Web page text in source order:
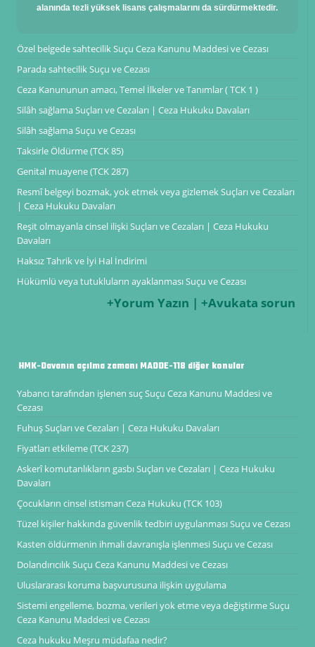
alanında tezli yüksek lisans çalışmalarını da sürdürmektedir.
Özel belgede sahtecilik Suçu Ceza Kanunu Maddesi ve Cezası
Parada sahtecilik Suçu ve Cezası
Ceza Kanununun amacı, Temel İlkeler ve Tanımlar ( TCK 1 )
Silâh sağlama Suçları ve Cezaları | Ceza Hukuku Davaları
Silâh sağlama Suçu ve Cezası
Taksirle Öldürme (TCK 85)
Genital muayene (TCK 287)
Resmî belgeyi bozmak, yok etmek veya gizlemek Suçları ve Cezaları
| Ceza Hukuku Davaları
Reşit olmayanla cinsel ilişki Suçları ve Cezaları | Ceza Hukuku
Davaları
Haksız Tahrik ve İyi Hal İndirimi
Hükümlü veya tutukluların ayaklanması Suçu ve Cezası
+Yorum Yazın | +Avukata sorun
HMK-Davanın açılma zamanı MADDE-118 diğer konular
Yabancı tarafından işlenen suç Suçu Ceza Kanunu Maddesi ve
Cezası
Fuhuş Suçları ve Cezaları | Ceza Hukuku Davaları
Fiyatları etkileme (TCK 237)
Askerî komutanlıkların gasbı Suçları ve Cezaları | Ceza Hukuku
Davaları
Çocukların cinsel istismarı Ceza Hukuku (TCK 103)
Tüzel kişiler hakkında güvenlik tedbiri uygulanması Suçu ve Cezası
Kasten öldürmenin ihmali davranışla işlenmesi Suçu ve Cezası
Dolandırıcılık Suçu Ceza Kanunu Maddesi ve Cezası
Uluslararası koruma başvurusuna ilişkin uygulama
Sistemi engelleme, bozma, verileri yok etme veya değiştirme Suçu
Ceza Kanunu Maddesi ve Cezası
Ceza hukuku Meşru müdafaa nedir?